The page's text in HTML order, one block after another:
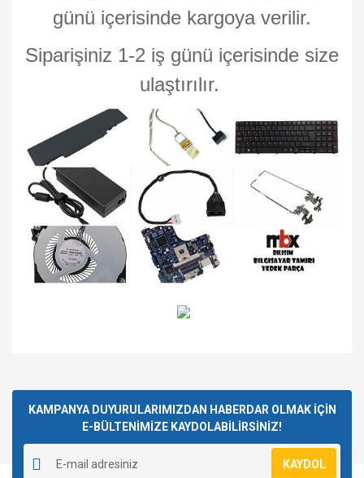
günü içerisinde kargoya verilir.
Siparişiniz 1-2 iş günü içerisinde size
ulaştırılır.
Yorum Yaz
kullanarak tarafımıza iletebilirsiniz.
Görüş ve önerileriniz için teşekkür ederiz.
Ürün resmi kalitesiz, bozuk veya görüntülenemiyor.
Ürün açıklamasında eksik bilgiler bulunuyor.
KAMPANYA DUYURULARIMIZDAN HABERDAR OLMAK İÇİN
E-BÜLTENİMİZE KAYDOLABİLİRSİNİZ!
KAYDOL